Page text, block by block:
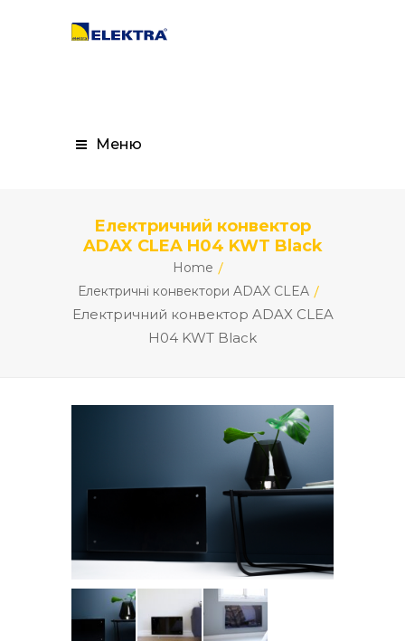
Меню
Електричний конвектор
ADAX CLEA H04 KWT Black
Home
Електричні конвектори ADAX CLEA
Електричний конвектор ADAX CLEA
H04 KWT Black